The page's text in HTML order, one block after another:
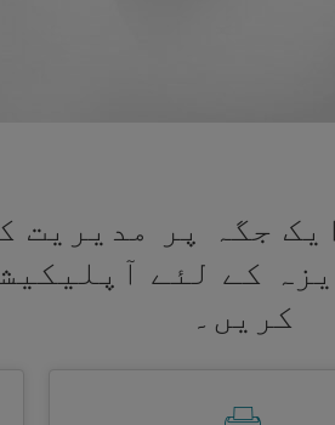
جگہ پر مدیریت
کے لئے
کریں۔